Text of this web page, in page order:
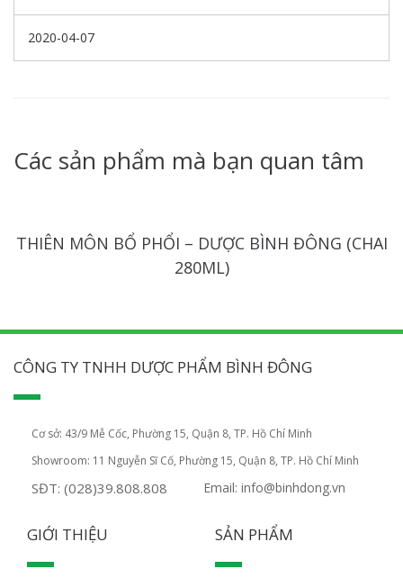
dự phòng và điều trị đúng cách, bệnh có thể dẫn đến nhiều
biến chứng, ảnh hưởng xấu tới sức khỏe, nhất là đối với
2020-04-07
Các sản phẩm mà bạn quan tâm
THIÊN MÔN BỔ PHỔI – DƯỢC BÌNH ĐÔNG (CHAI
280ML)
CÔNG TY TNHH DƯỢC PHẨM BÌNH ĐÔNG
Cơ sở: 43/9 Mễ Cốc, Phường 15, Quận 8, TP. Hồ Chí Minh
Showroom: 11 Nguyễn Sĩ Cố, Phường 15, Quận 8, TP. Hồ Chí Minh
SĐT: (028)39.808.808 Email: info@binhdong.vn
GIỚI THIỆU SẢN PHẨM